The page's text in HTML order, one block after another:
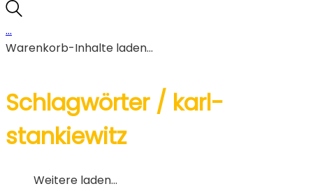
…
Warenkorb-Inhalte laden...
Schlagwörter / karl-
stankiewitz
Weitere laden…